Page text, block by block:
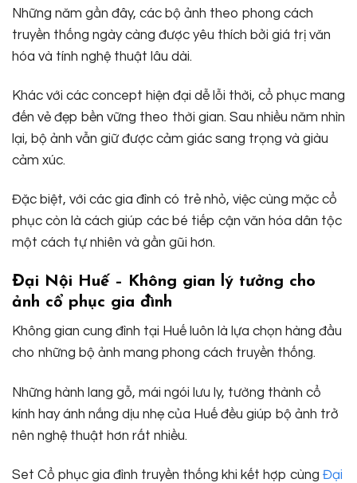
Những năm gần đây, các bộ ảnh theo phong cách
truyền thống ngày càng được yêu thích bởi giá trị văn
hóa và tính nghệ thuật lâu dài.
Khác với các concept hiện đại dễ lỗi thời, cổ phục mang
đến vẻ đẹp bền vững theo thời gian. Sau nhiều năm nhìn
lại, bộ ảnh vẫn giữ được cảm giác sang trọng và giàu
cảm xúc.
Đặc biệt, với các gia đình có trẻ nhỏ, việc cùng mặc cổ
phục còn là cách giúp các bé tiếp cận văn hóa dân tộc
một cách tự nhiên và gần gũi hơn.
Đại Nội Huế – Không gian lý tưởng cho
ảnh cổ phục gia đình
Không gian cung đình tại Huế luôn là lựa chọn hàng đầu
cho những bộ ảnh mang phong cách truyền thống.
Những hành lang gỗ, mái ngói lưu ly, tường thành cổ
kính hay ánh nắng dịu nhẹ của Huế đều giúp bộ ảnh trở
nên nghệ thuật hơn rất nhiều.
Set Cổ phục gia đình truyền thống khi kết hợp cùng Đại